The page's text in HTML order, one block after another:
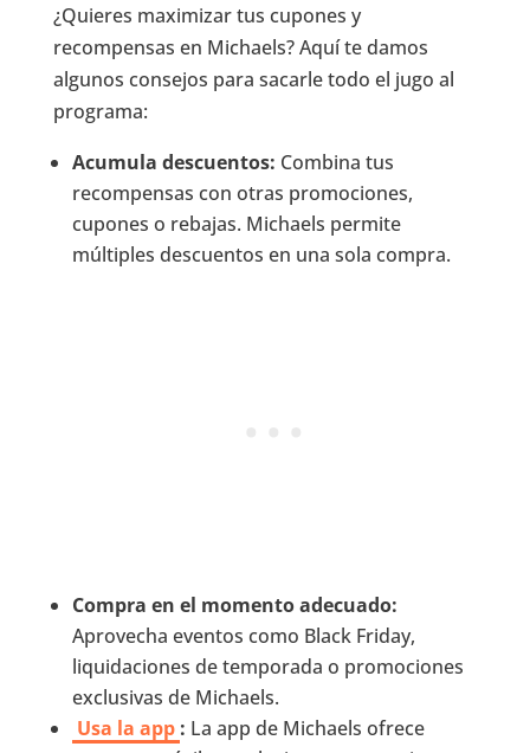
¿Quieres maximizar tus cupones y
recompensas en Michaels? Aquí te damos
algunos consejos para sacarle todo el jugo al
programa:
Acumula descuentos: Combina tus
recompensas con otras promociones,
cupones o rebajas. Michaels permite
múltiples descuentos en una sola compra.
Compra en el momento adecuado:
Aprovecha eventos como Black Friday,
liquidaciones de temporada o promociones
exclusivas de Michaels.
Usa la app : La app de Michaels ofrece